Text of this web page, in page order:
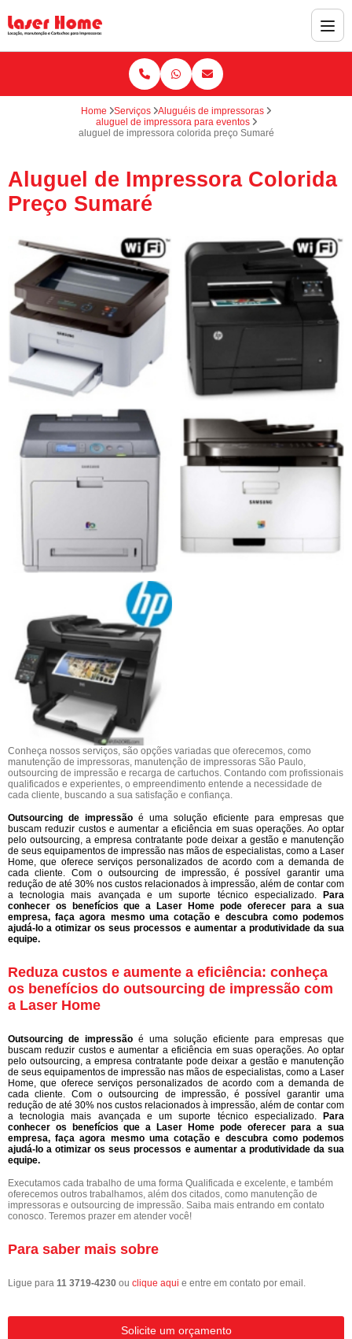
Home Serviços
Aluguéis de impressoras
aluguel de impressora para eventos
aluguel de impressora colorida preço Sumaré
Aluguel de Impressora Colorida
Preço Sumaré
Conheça nossos serviços, são opções variadas que oferecemos, como
manutenção de impressoras, manutenção de impressoras São Paulo,
outsourcing de impressão e recarga de cartuchos. Contando com profissionais
qualificados e experientes, o empreendimento entende a necessidade de
cada cliente, buscando a sua satisfação e confiança.
Outsourcing de impressão é uma solução eficiente para empresas que
buscam reduzir custos e aumentar a eficiência em suas operações. Ao optar
pelo outsourcing, a empresa contratante pode deixar a gestão e manutenção
de seus equipamentos de impressão nas mãos de especialistas, como a Laser
Home, que oferece serviços personalizados de acordo com a demanda de
cada cliente. Com o outsourcing de impressão, é possível garantir uma
redução de até 30% nos custos relacionados à impressão, além de contar com
a tecnologia mais avançada e um suporte técnico especializado. Para
conhecer os benefícios que a Laser Home pode oferecer para a sua
empresa, faça agora mesmo uma cotação e descubra como podemos
ajudá-lo a otimizar os seus processos e aumentar a produtividade da sua
equipe.
Reduza custos e aumente a eficiência: conheça
os benefícios do outsourcing de impressão com
a Laser Home
Outsourcing de impressão é uma solução eficiente para empresas que
buscam reduzir custos e aumentar a eficiência em suas operações. Ao optar
pelo outsourcing, a empresa contratante pode deixar a gestão e manutenção
de seus equipamentos de impressão nas mãos de especialistas, como a Laser
Home, que oferece serviços personalizados de acordo com a demanda de
cada cliente. Com o outsourcing de impressão, é possível garantir uma
redução de até 30% nos custos relacionados à impressão, além de contar com
a tecnologia mais avançada e um suporte técnico especializado. Para
conhecer os benefícios que a Laser Home pode oferecer para a sua
empresa, faça agora mesmo uma cotação e descubra como podemos
ajudá-lo a otimizar os seus processos e aumentar a produtividade da sua
equipe.
Executamos cada trabalho de uma forma Qualificada e excelente, e também
oferecemos outros trabalhamos, além dos citados, como manutenção de
impressoras e outsourcing de impressão. Saiba mais entrando em contato
conosco. Teremos prazer em atender você!
Para saber mais sobre
Ligue para 11 3719-4230 ou clique aqui e entre em contato por email.
Solicite um orçamento